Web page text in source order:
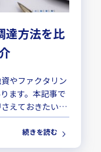
達方法を比
やファクタリン
ます。本記事で
えておきたい重
続きを読む